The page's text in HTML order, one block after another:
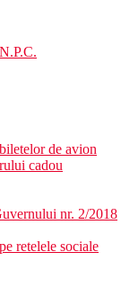
de avion
cadou
nr. 2/2018
retelele sociale